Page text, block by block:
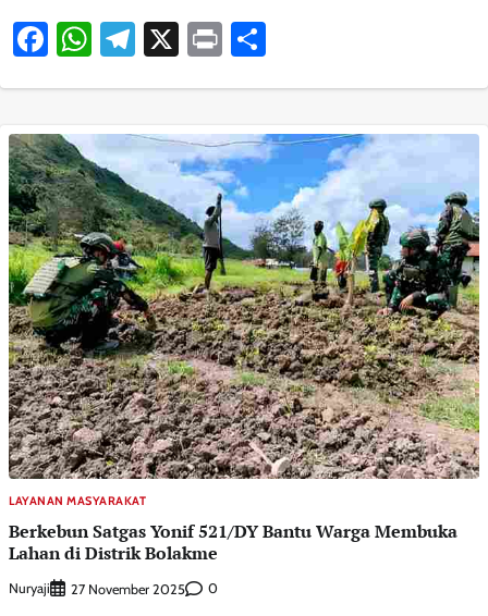
Facebook
WhatsApp
Telegram
X Print
LAYANAN MASYARAKAT
Berkebun Satgas Yonif 521/DY Bantu Warga Membuka
Lahan di Distrik Bolakme
Nuryaji 27 November 2025 0